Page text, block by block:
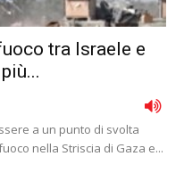
tra Israele e
a un punto di svolta
nella Striscia di Gaza e...